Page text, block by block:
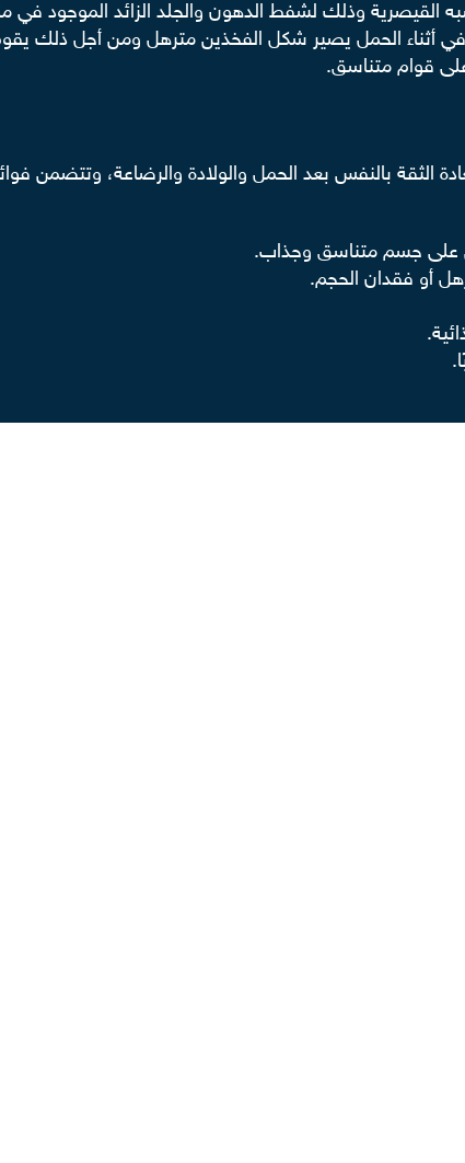
القيصرية وذلك لشفط الدهون والجلد الزائد الموجود
أثناء الحمل يصير شكل الفخذين مترهل ومن أجل ذلك
قوام متناسق.
على جسم متناسق وجذاب.
أو فقدان الحجم.